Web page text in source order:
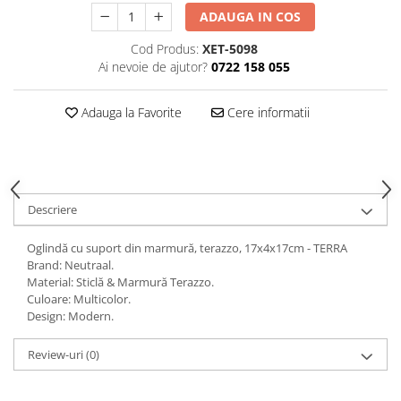
Decoratiuni interioare
Accesorii decorative
Rame foto
Textile pentru casa
Corpuri de iluminat
Home Office
Designers' Choice
ADAUGA IN COS
Cod Produs: XET-5098
Ai nevoie de ajutor? 0722 158 055
Adauga la Favorite Cere informatii
Descriere
Oglindă cu suport din marmură, terazzo, 17x4x17cm - TERRA
Brand: Neutraal.
Material: Sticlă & Marmură Terazzo.
Culoare: Multicolor.
Design: Modern.
Review-uri(0)